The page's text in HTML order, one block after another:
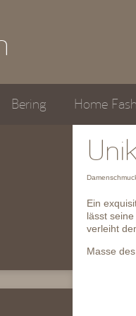
Bering Home
Ein
lässt
verleiht
Masse